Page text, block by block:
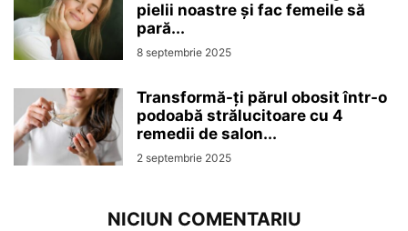
pielii noastre și fac femeile să
pară...
8 septembrie 2025
Transformă-ți părul obosit într-o
podoabă strălucitoare cu 4
remedii de salon...
2 septembrie 2025
NICIUN COMENTARIU